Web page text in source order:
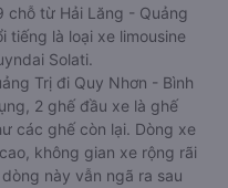
chỗ từ Hải Lăng - Quảng
tiếng là loại xe limousine
Solati.
Trị đi Quy Nhơn - Bình
2 ghế đầu xe là ghế
các ghế còn lại. Dòng xe
không gian xe rộng rãi
này vẫn ngã ra sau